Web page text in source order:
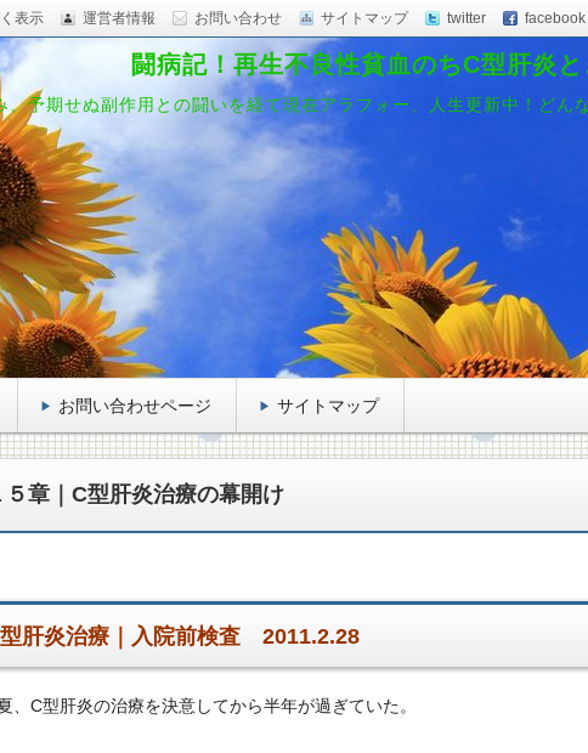
表示 運営者情報 お問い合わせ サイトマップ twitter facebook
闘病記！再生不良性貧血のちC型肝炎
予期せぬ副作用との闘いを経て現在アラフォー、人生更新中！どん
お問い合わせページ サイトマップ
５章｜C型肝炎治療の幕開け
肝炎治療｜入院前検査 2011.2.28
、C型肝炎の治療を決意してから半年が過ぎていた。